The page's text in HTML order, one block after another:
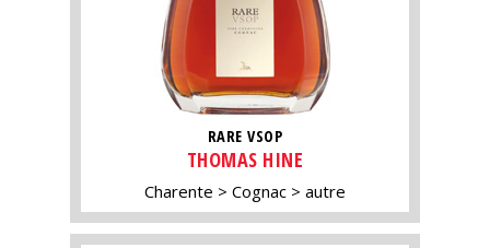
RARE VSOP
THOMAS HINE
Charente Cognac autre